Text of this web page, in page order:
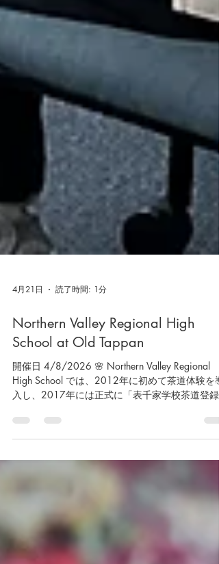
4月21日 読了時間: 1分
Northern Valley Regional High
School at Old Tappan
開催日 4/8/2026 🌸 Northern Valley Regional
校」となりました 🍵 それ以来、毎年学年末に日
語クラスの一環として茶道体験を実施しており、
登録前から数えると10年以上にわたって継続して
います。 日本語を学ぶ学生たちにとって、茶道を
通して日本文化の精神や礼儀を体験できること
は、とても貴重で意義深い時間となっています ✨
🌸 Northern Valley Regional High School first